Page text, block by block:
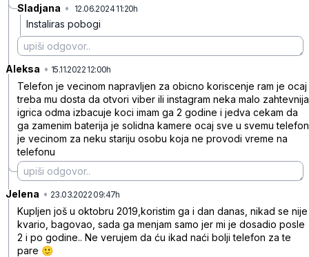
Sladjana • 12.06.2024 11:20h
Instaliras pobogi
Aleksa • 15.11.2022 12:00h
Telefon je vecinom napravljen za obicno koriscenje ram je ocaj
treba mu dosta da otvori viber ili instagram neka malo zahtevnija
igrica odma izbacuje koci imam ga 2 godine i jedva cekam da
ga zamenim baterija je solidna kamere ocaj sve u svemu telefon
je vecinom za neku stariju osobu koja ne provodi vreme na
telefonu
Jelena • 23.03.2022 09:47h
Kupljen još u oktobru 2019,koristim ga i dan danas, nikad se nije
kvario, bagovao, sada ga menjam samo jer mi je dosadio posle
2 i po godine.. Ne verujem da ću ikad naći bolji telefon za te
pare 🙂